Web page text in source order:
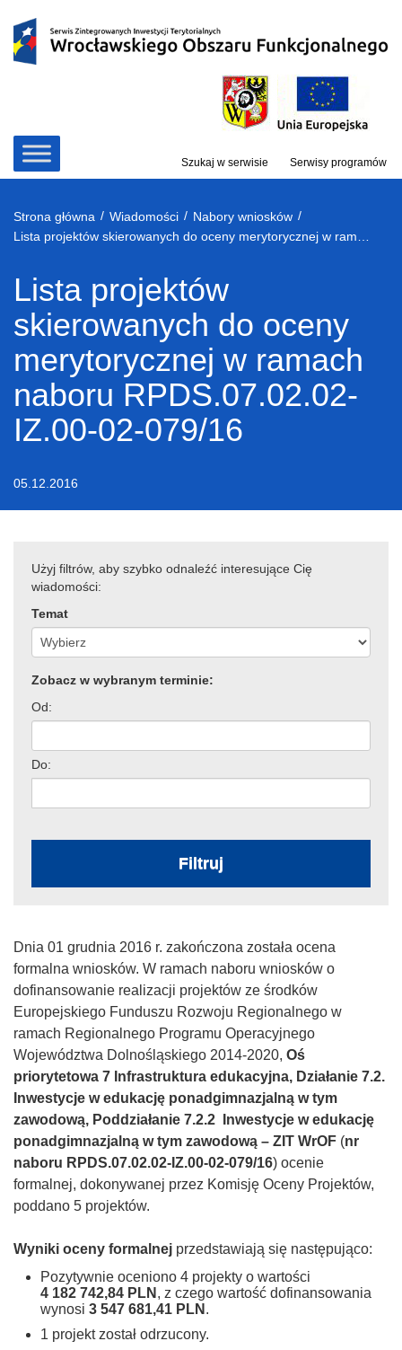
treści
Szukaj w serwisie Serwisy programów
Strona główna / Wiadomości / Nabory wniosków /
Lista projektów
skierowanych do oceny
merytorycznej w ramach
naboru RPDS.07.02.02-
IZ.00-02-079/16
05.12.2016
Użyj filtrów, aby szybko odnaleźć interesujące Cię
wiadomości:
Temat
Zobacz w wybranym terminie:
Od:
Do:
Filtruj
Dnia 01 grudnia 2016 r. zakończona została ocena
formalna wniosków. W ramach naboru wniosków o
dofinansowanie realizacji projektów ze środków
Europejskiego Funduszu Rozwoju Regionalnego w
ramach Regionalnego Programu Operacyjnego
Województwa Dolnośląskiego 2014-2020, Oś
priorytetowa 7 Infrastruktura edukacyjna, Działanie 7.2.
Inwestycje w edukację ponadgimnazjalną w tym
zawodową, Poddziałanie 7.2.2 Inwestycje w edukację
ponadgimnazjalną w tym zawodową – ZIT WrOF (nr
naboru RPDS.07.02.02-IZ.00-02-079/16) ocenie
formalnej, dokonywanej przez Komisję Oceny Projektów,
poddano 5 projektów.
Wyniki oceny formalnej przedstawiają się następująco:
Pozytywnie oceniono 4 projekty o wartości
4 182 742,84 PLN , z czego wartość dofinansowania
wynosi 3 547 681,41 PLN .
1 projekt został odrzucony.